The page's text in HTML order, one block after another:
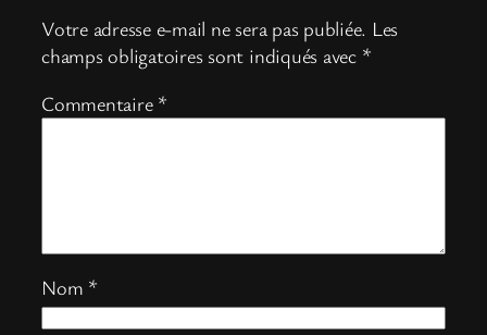
Votre adresse e-mail ne sera pas publiée. Les
champs obligatoires sont indiqués avec *
Commentaire *
Nom *